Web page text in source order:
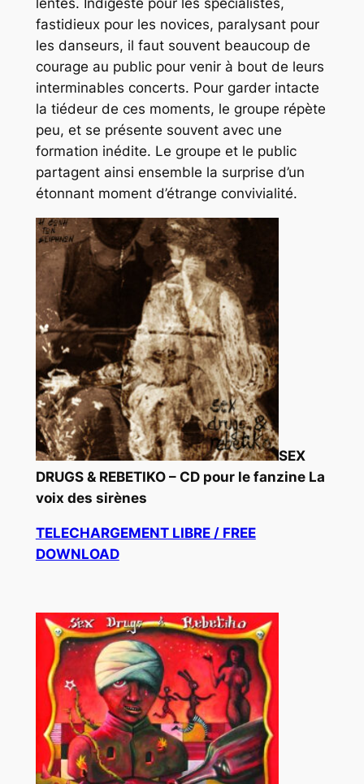
lentes. Indigeste pour les spécialistes,
fastidieux pour les novices, paralysant pour
les danseurs, il faut souvent beaucoup de
courage au public pour venir à bout de leurs
interminables concerts. Pour garder intacte
la tiédeur de ces moments, le groupe répète
peu, et se présente souvent avec une
formation inédite. Le groupe et le public
partagent ainsi ensemble la surprise d’un
étonnant moment d’étrange convivialité.
SEX
DRUGS & REBETIKO – CD pour le fanzine La
voix des sirènes
TELECHARGEMENT LIBRE / FREE
DOWNLOAD